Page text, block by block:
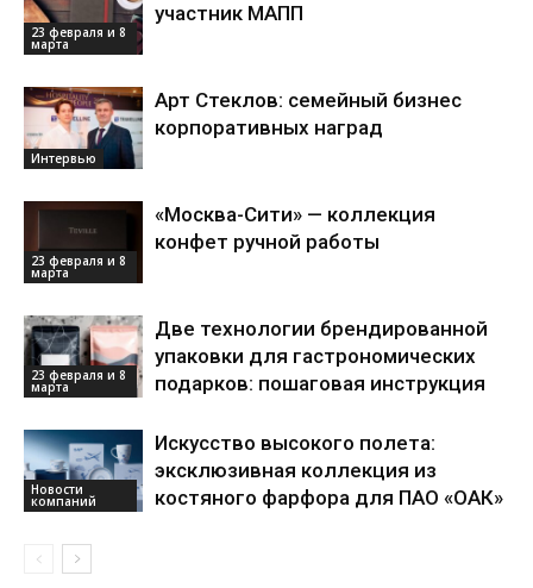
23 февраля и 8
марта
участник МАПП
Интервью
Арт Стеклов: семейный бизнес
корпоративных наград
23 февраля и 8
марта
«Москва-Сити» — коллекция
конфет ручной работы
23 февраля и 8
марта
Две технологии брендированной
упаковки для гастрономических
подарков: пошаговая инструкция
Новости
компаний
Искусство высокого полета:
эксклюзивная коллекция из
костяного фарфора для ПАО «ОАК»